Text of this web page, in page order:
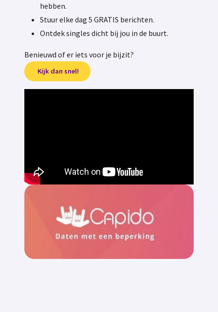
hebben.
Stuur elke dag 5 GRATIS berichten.
Ontdek singles dicht bij jou in de buurt.
Benieuwd of er iets voor je bijzit?
Kijk dan snel!